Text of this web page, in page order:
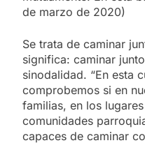
de marzo de 2020)
Se trata de caminar
significa: caminar
sinodalidad. “En esta
comprobemos si en
familias, en los
comunidades
capaces de caminar